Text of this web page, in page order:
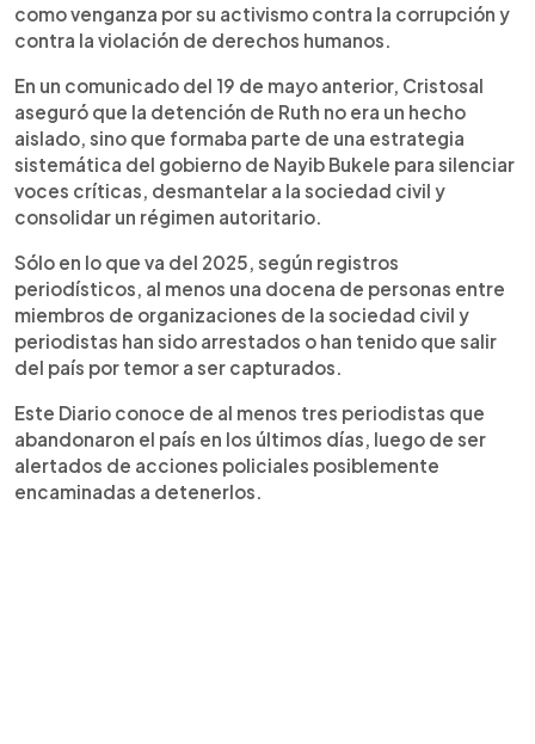
como venganza por su activismo contra la corrupción y
contra la violación de derechos humanos.
En un comunicado del 19 de mayo anterior, Cristosal
aseguró que la detención de Ruth no era un hecho
aislado, sino que formaba parte de una estrategia
sistemática del gobierno de Nayib Bukele para silenciar
voces críticas, desmantelar a la sociedad civil y
consolidar un régimen autoritario.
Sólo en lo que va del 2025, según registros
periodísticos, al menos una docena de personas entre
miembros de organizaciones de la sociedad civil y
periodistas han sido arrestados o han tenido que salir
del país por temor a ser capturados.
Este Diario conoce de al menos tres periodistas que
abandonaron el país en los últimos días, luego de ser
alertados de acciones policiales posiblemente
encaminadas a detenerlos.